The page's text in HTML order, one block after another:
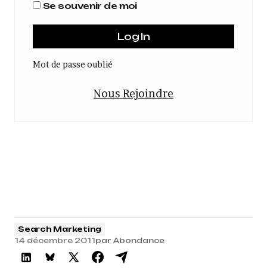
Se souvenir de moi
Mot de passe oublié
Nous Rejoindre
Search Marketing
14 décembre 2011par Abondance